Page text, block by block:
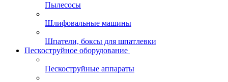
Пылесосы
Шлифовальные машины
Шпатели, боксы для шпатлевки
Пескоструйное оборудование
Пескоструйные аппараты